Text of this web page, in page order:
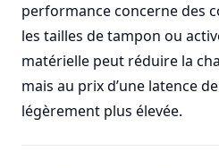
performance concerne des
les tailles de tampon ou
matérielle peut réduire la
mais au prix d’une latence
légèrement plus élevée.